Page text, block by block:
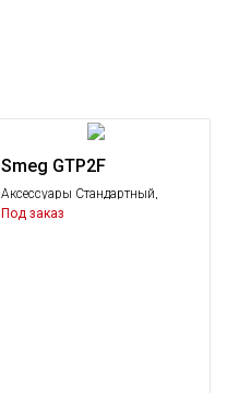
Smeg GTP2F
Аксессуары Стандартный,
Аксессуары
Под заказ